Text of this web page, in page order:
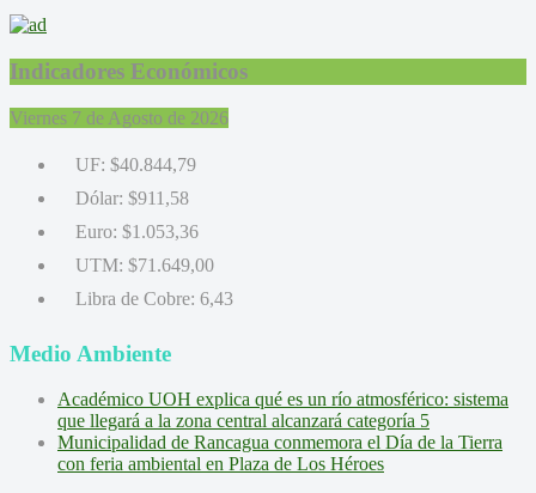
Indicadores Económicos
Viernes 7 de Agosto de 2026
UF: $40.844,79
Dólar: $911,58
Euro: $1.053,36
UTM: $71.649,00
Libra de Cobre: 6,43
Medio Ambiente
Académico UOH explica qué es un río atmosférico: sistema
que llegará a la zona central alcanzará categoría 5
Municipalidad de Rancagua conmemora el Día de la Tierra
con feria ambiental en Plaza de Los Héroes